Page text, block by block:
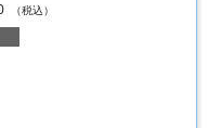
（税込）